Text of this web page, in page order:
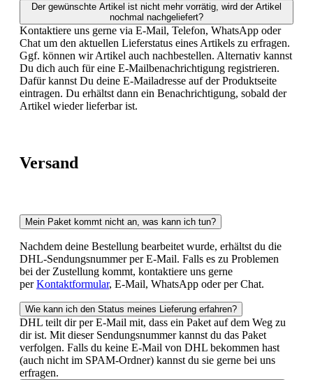
Der gewünschte Artikel ist nicht mehr vorrätig, wird der Artikel
nochmal nachgeliefert?
Kontaktiere uns gerne via E-Mail, Telefon, WhatsApp oder
Chat um den aktuellen Lieferstatus eines Artikels zu erfragen.
Ggf. können wir Artikel auch nachbestellen. Alternativ kannst
Du dich auch für eine E-Mailbenachrichtigung registrieren.
Dafür kannst Du deine E-Mailadresse auf der Produktseite
eintragen. Du erhältst dann ein Benachrichtigung, sobald der
Artikel wieder lieferbar ist.
Versand
Mein Paket kommt nicht an, was kann ich tun?
Nachdem deine Bestellung bearbeitet wurde, erhältst du die
DHL-Sendungsnummer per E-Mail. Falls es zu Problemen
bei der Zustellung kommt, kontaktiere uns gerne
perKontaktformular, E-Mail, WhatsApp oder per Chat.
Wie kann ich den Status meines Lieferung erfahren?
DHL teilt dir per E-Mail mit, dass ein Paket auf dem Weg zu
dir ist. Mit dieser Sendungsnummer kannst du das Paket
verfolgen. Falls du keine E-Mail von DHL bekommen hast
(auch nicht im SPAM-Ordner) kannst du sie gerne bei uns
erfragen.